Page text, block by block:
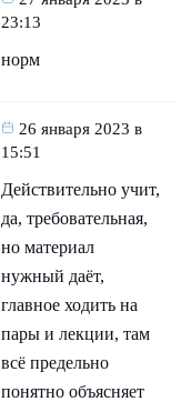
23:13
норм
26 января 2023 в
15:51
Действительно учит,
да, требовательная,
но материал
нужный даёт,
главное ходить на
пары и лекции, там
всё предельно
понятно объясняет